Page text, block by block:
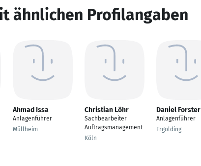
ähnlichen Profilangaben
Ahmad Issa
Anlagenführer
Müllheim
Christian Löhr
Sachbearbeiter
Auftragsmanagement
Köln
Daniel Forster
Anlagenführer
Ergolding